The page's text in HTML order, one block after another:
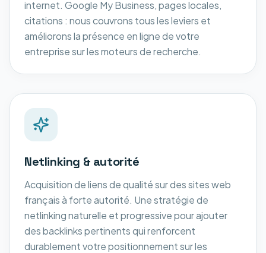
internet. Google My Business, pages locales,
citations : nous couvrons tous les leviers et
améliorons la présence en ligne de votre
entreprise sur les moteurs de recherche.
Netlinking & autorité
Acquisition de liens de qualité sur des sites web
français à forte autorité. Une stratégie de
netlinking naturelle et progressive pour ajouter
des backlinks pertinents qui renforcent
durablement votre positionnement sur les